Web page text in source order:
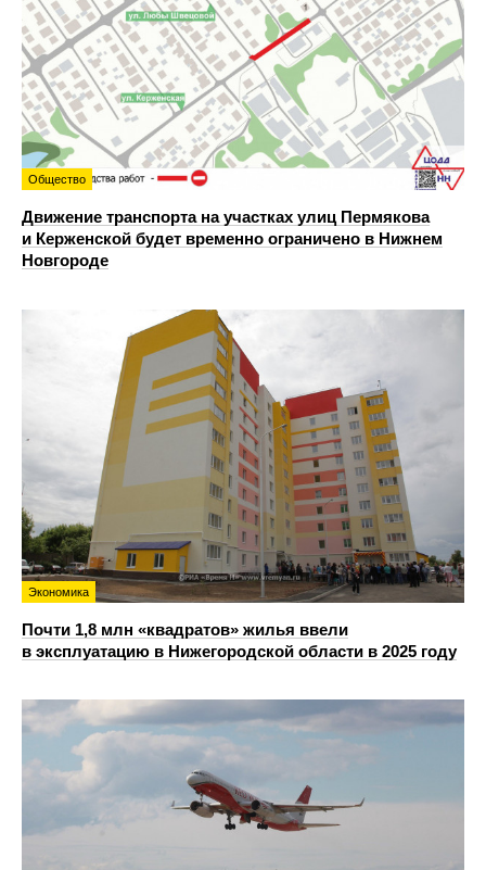
Общество
Движение транспорта на участках улиц Пермякова
и Керженской будет временно ограничено в Нижнем
Новгороде
Экономика
Почти 1,8 млн «квадратов» жилья ввели
в эксплуатацию в Нижегородской области в 2025 году